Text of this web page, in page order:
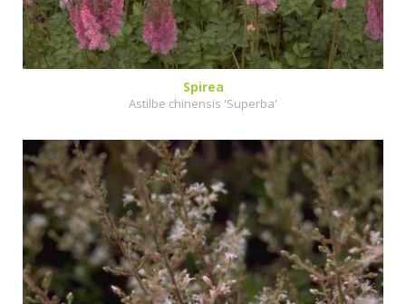
Spirea
Astilbe chinensis 'Superba'